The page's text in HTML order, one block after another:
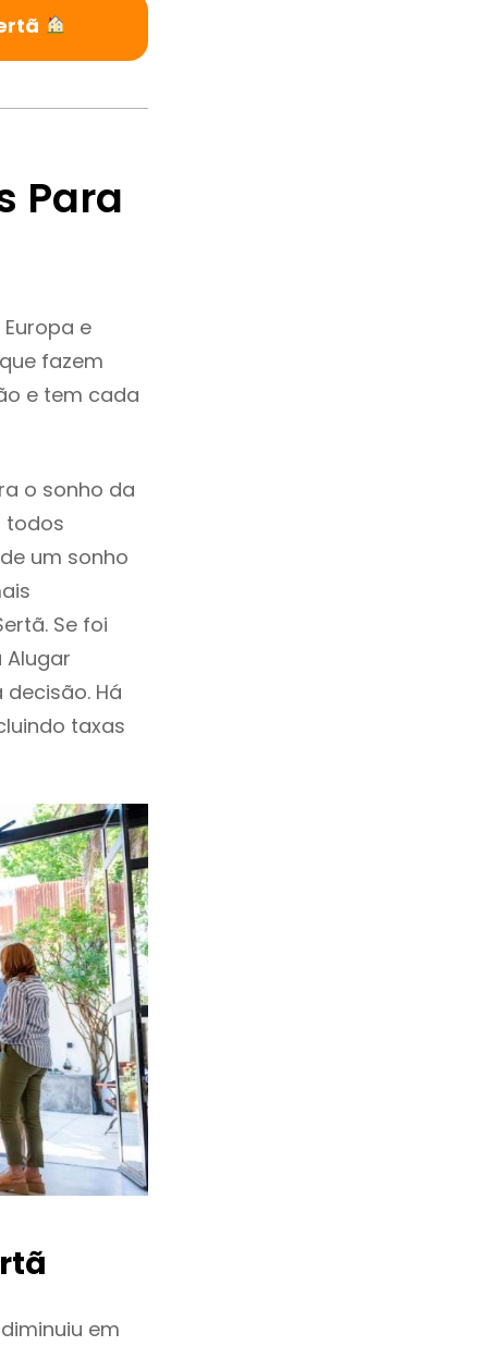
Para
e
fazem
e tem cada
o sonho da
todos
um sonho
Se foi
Alugar
Há
taxas
em